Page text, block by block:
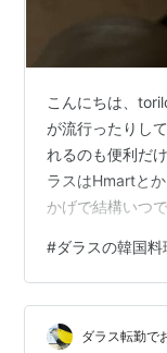
こんにちは、
が流行ったりし
れるのも便利だ
ラスはHmartと
かげで結構いつ
インの持ち帰り
Carrolltonのキン
敷地では、以前
Baro KimBapと
#ダラスの韓国料
ダラス転勤で